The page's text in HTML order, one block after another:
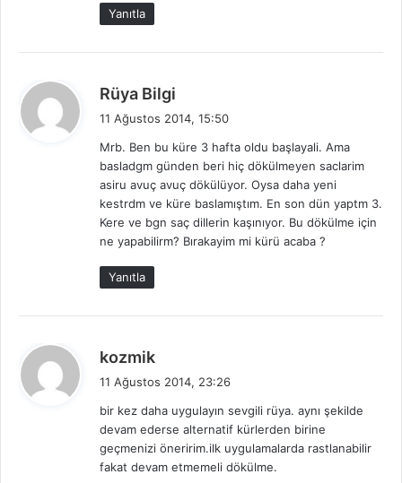
Yanıtla
Rüya Bilgi
i
k
i
11 Ağustos 2014, 15:50
Mrb. Ben bu küre 3 hafta oldu başlayali. Ama
basladgm günden beri hiç dökülmeyen saclarim
asiru avuç avuç dökülüyor. Oysa daha yeni
kestrdm ve küre baslamıştım. En son dün yaptm 3.
Kere ve bgn saç dillerin kaşınıyor. Bu dökülme için
ne yapabilirm? Bırakayim mi kürü acaba ?
Yanıtla
kozmik
i
k
11 Ağustos 2014, 23:26
bir kez daha uygulayın sevgili rüya. aynı şekilde
devam ederse alternatif kürlerden birine
geçmenizi öneririm.ilk uygulamalarda rastlanabilir
fakat devam etmemeli dökülme.